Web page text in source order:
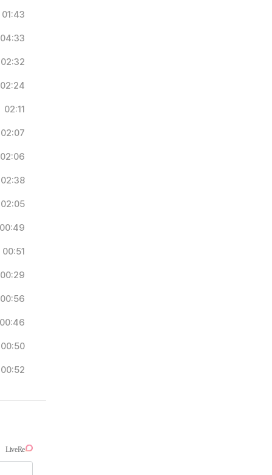
01:43
04:33
02:32
02:24
02:11
02:07
02:06
02:38
02:05
00:49
00:51
00:29
00:56
00:46
00:50
00:52